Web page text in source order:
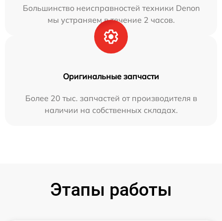
Большинство неисправностей техники Denon
мы устраняем в течение 2 часов.
Оригинальные запчасти
Более 20 тыс. запчастей от производителя в
наличии на собственных складах.
Этапы работы